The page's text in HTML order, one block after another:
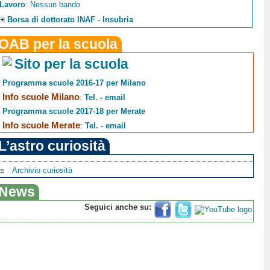
: Nessun bando
Borsa di dottorato INAF - Insubria
per la scuola
Sito per la scuola
Programma scuole 2016-17 per Milano
Info scuole Milano:Tel. - email
Programma scuole 2017-18 per Merate
Info scuole Merate:Tel. - email
curiosità
Archivio curiosità
Seguici anche su: